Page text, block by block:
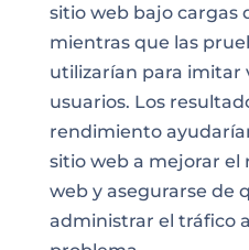
sitio web bajo cargas
mientras que las
utilizarían para imitar
usuarios. Los
rendimiento
sitio web a mejorar
web y asegurarse de
administrar el tráfico